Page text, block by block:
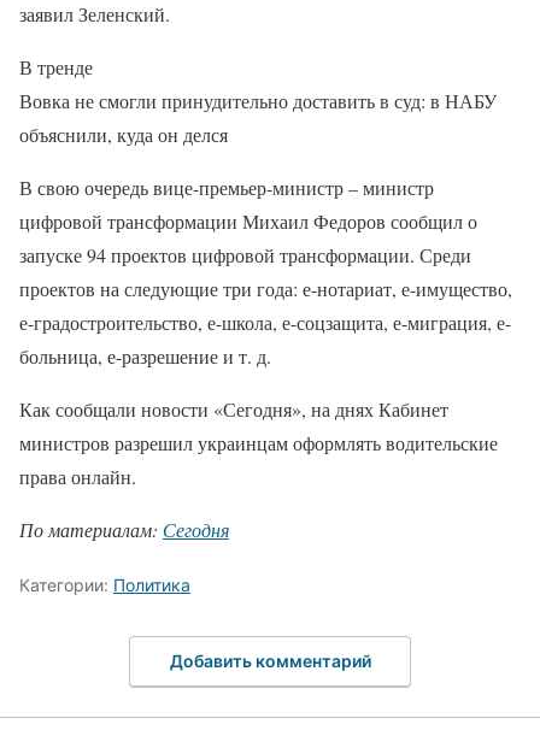
заявил Зеленский.
В тренде
Вовка не смогли принудительно доставить в суд: в НАБУ
объяснили, куда он делся
В свою очередь вице-премьер-министр – министр
цифровой трансформации Михаил Федоров сообщил о
запуске 94 проектов цифровой трансформации. Среди
проектов на следующие три года: е-нотариат, е-имущество,
е-градостроительство, е-школа, е-соцзащита, е-миграция, е-
больница, е-разрешение и т. д.
Как сообщали новости «Сегодня», на днях Кабинет
министров разрешил украинцам оформлять водительские
права онлайн.
По материалам: Сегодня
Категории: Политика
Добавить комментарий